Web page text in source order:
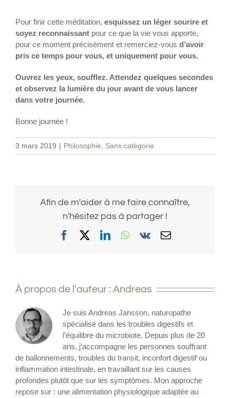
Pour finir cette méditation, esquissez un léger sourire et
soyez reconnaissant pour ce que la vie vous apporte,
pour ce moment précisément et remerciez-vous d’avoir
pris ce temps pour vous, et uniquement pour vous.
Ouvrez les yeux, soufflez. Attendez quelques secondes
et observez la lumière du jour avant de vous lancer
dans votre journée.
Bonne journée !
3 mars 2019 | Philosophie, Sans catégorie
Afin de m'aider à me faire connaître,
n'hésitez pas à partager !
FacebookLinkedInWhatsApp
Vk Email
À propos de l'auteur : Andreas
Je suis Andreas Jansson, naturopathe
spécialisé dans les troubles digestifs et
l’équilibre du microbiote. Depuis plus de 20
ans, j’accompagne les personnes souffrant
de ballonnements, troubles du transit, inconfort digestif ou
inflammation intestinale, en travaillant sur les causes
profondes plutôt que sur les symptômes. Mon approche
repose sur : une alimentation physiologique adaptée au